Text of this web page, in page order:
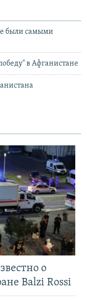
были самыми
в Афганистане
о
Balzi Rossi